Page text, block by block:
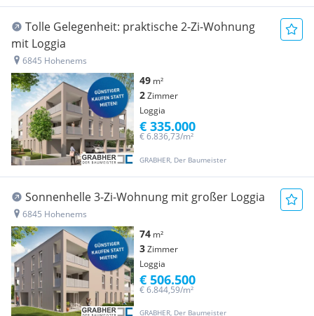
Tolle Gelegenheit: praktische 2-Zi-Wohnung
mit Loggia
6845 Hohenems
49 m²
2Zimmer
Loggia
GRABHER, Der Baumeister
€ 6.836,73/m²
€ 335.000
Sonnenhelle 3-Zi-Wohnung mit großer Loggia
6845 Hohenems
74 m²
3Zimmer
Loggia
GRABHER, Der Baumeister
€ 6.844,59/m²
€ 506.500